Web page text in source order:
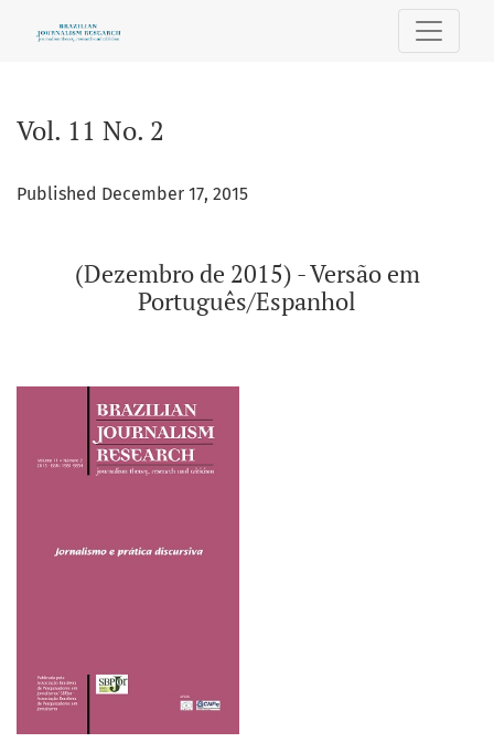
Vol. 11 No. 2: (Dezembro de 2015) - Versão em Português/
Vol. 11 No. 2
Published December 17, 2015
(Dezembro de 2015) - Versão em
Português/Espanhol